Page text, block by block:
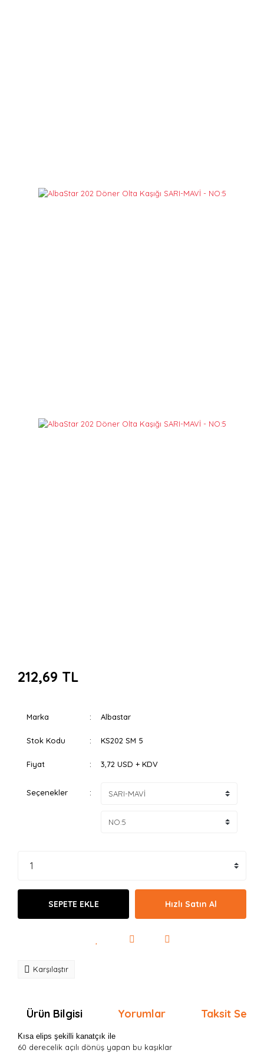
212,69 TL
Marka Albastar
Stok Kodu KS202 SM 5
Fiyat 3,72 USD + KDV
Seçenekler
SEPETE EKLE Hızlı Satın Al
Karşılaştır
Ürün Bilgisi Yorumlar Taksit
Kısa elips şekilli kanatçık ile
60 derecelik açılı dönüş yapan bu kaşıklar